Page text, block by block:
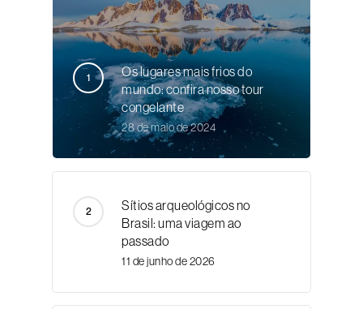
Os lugares mais frios do
mundo: confira nosso tour
congelante
28 de maio de 2024
Sítios arqueológicos no
Brasil: uma viagem ao
passado
11 de junho de 2026